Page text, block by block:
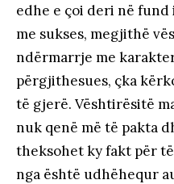
edhe e çoi deri në fund
me sukses, megjithë
ndërmarrje me
përgjithesues, çka
të gjerë. Vështirësitë
nuk qenë më të pakta
theksohet ky fakt për
nga është udhëhequr